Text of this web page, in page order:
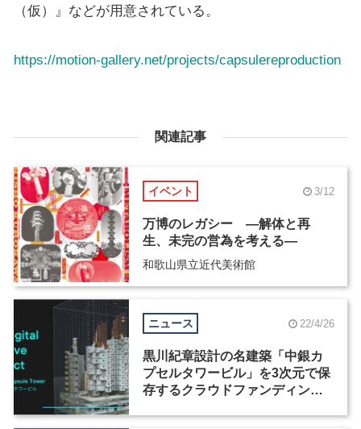
（仮）』などが用意されている。
https://motion-gallery.net/projects/capsulereproduction
関連記事
イベント 3/12
万博のレガシー ―解体と再
生、未完の営為を考える―
和歌山県立近代美術館
ニュース 22/4/26
黒川紀章設計の名建築「中銀カ
プセルタワービル」を3次元で保
存するクラウドファンディング